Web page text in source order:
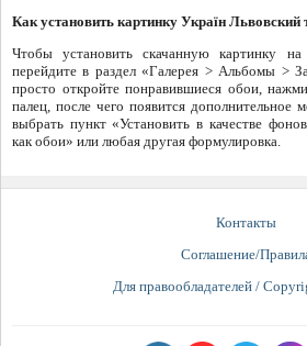
Как установить картинку Україн Львовский
Чтобы установить скачанную картинку
перейдите в раздел «Галерея > Альбомы >
просто откройте понравившиеся обои,
палец, после чего появится
выбрать пункт «Установить в качестве
как обои» или любая другая формулировка.
Контакты
Соглашение/
Для правообладателей /